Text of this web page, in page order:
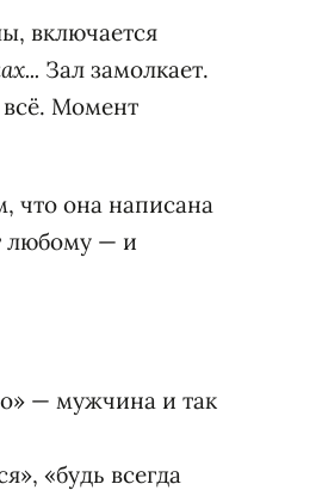
включается
Зал замолкает.
Момент
что она написана
любому — и
— мужчина и так
«будь всегда